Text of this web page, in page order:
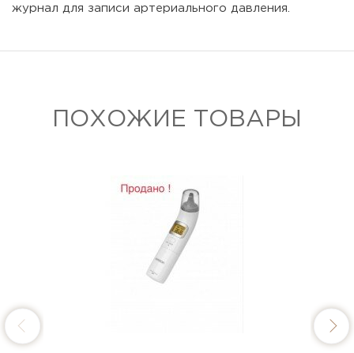
журнал для записи артериального давления.
ПОХОЖИЕ ТОВАРЫ